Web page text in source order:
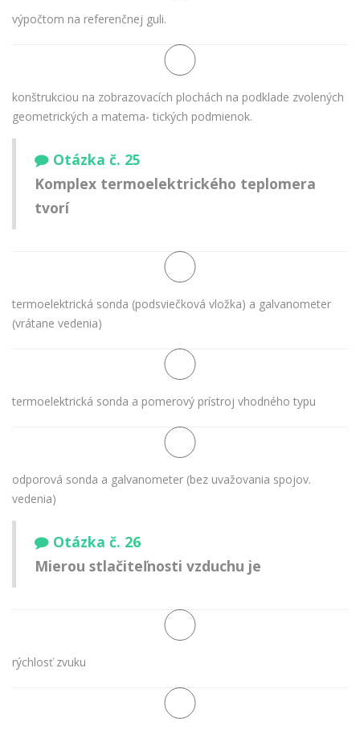
výpočtom na referenčnej guli.
konštrukciou na zobrazovacích plochách na podklade zvolených
geometrických a matema- tických podmienok.
Otázka č. 25
Komplex termoelektrického teplomera
tvorí
termoelektrická sonda (podsviečková vložka) a galvanometer
(vrátane vedenia)
termoelektrická sonda a pomerový prístroj vhodného typu
odporová sonda a galvanometer (bez uvažovania spojov.
vedenia)
Otázka č. 26
Mierou stlačiteľnosti vzduchu je
rýchlosť zvuku